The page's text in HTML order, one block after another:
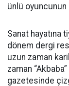
ünlü oyuncunun
Sanat hayatına
dönem dergi
uzun zaman
zaman
gazetesinde